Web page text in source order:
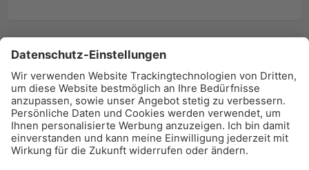
BAU-Index Newsletter
Erhalten Sie regelmäßig Benachrichtigungen zu den